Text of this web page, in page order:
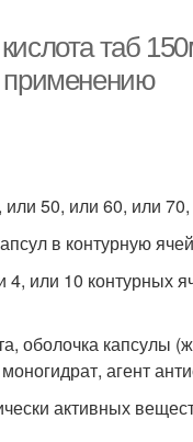
таб
применению
50, или 60, или
в контурную
или 10 контурных
оболочка капсулы
агент
активных